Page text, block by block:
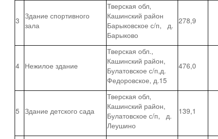
3 Здание спортивного
зала
Тверская обл,
Кашинский район
Барыковское с/п, д.
Барыково
278,9
4 Нежилое здание
Тверская обл.,
Кашинский район,
Булатовское с/п,д.
Федоровское, д.15
476,0
5 Здание детского сада
Тверская обл,
Кашинский район,
Булатовское с/п, д.
Леушино
139,1